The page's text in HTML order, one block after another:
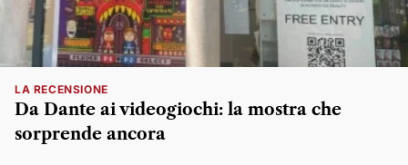
LA RECENSIONE
Da Dante ai videogiochi: la mostra che
sorprende ancora